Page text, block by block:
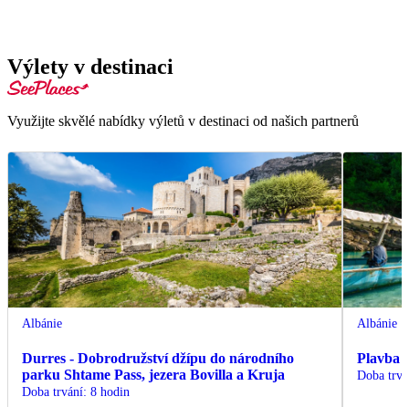
Výlety v destinaci
Využijte skvělé nabídky výletů v destinaci od našich partnerů
Albánie
Durres - Dobrodružství džípu do národního
parku Shtame Pass, jezera Bovilla a Kruja
Doba trvání: 8 hodin
Albánie
Plavba
Doba